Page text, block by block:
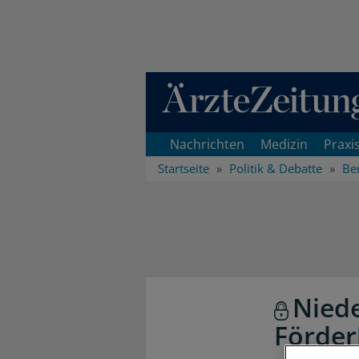
Direkt zum Inhaltsbereich
Nachrichten Medizin
Startseite Politik & Debatte